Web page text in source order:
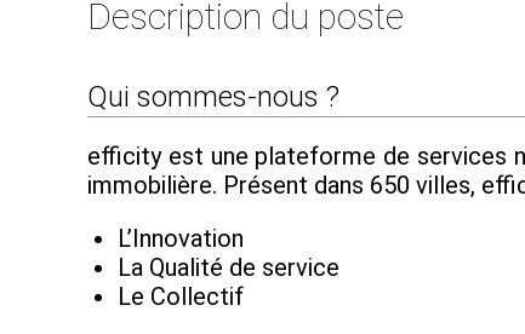
Description du poste
Qui sommes-nous ?
efficity est une plateforme de services
immobilière. Présent dans 650 villes,
L’Innovation
La Qualité de service
Le Collectif